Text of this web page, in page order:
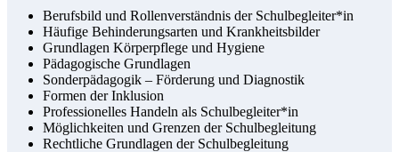
Berufsbild und Rollenverständnis der Schulbegleiter*in
Häufige Behinderungsarten und Krankheitsbilder
Grundlagen Körperpflege und Hygiene
Pädagogische Grundlagen
Sonderpädagogik – Förderung und Diagnostik
Formen der Inklusion
Professionelles Handeln als Schulbegleiter*in
Möglichkeiten und Grenzen der Schulbegleitung
Rechtliche Grundlagen der Schulbegleitung